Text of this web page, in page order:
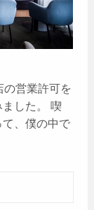
営業許可を
した。 喫
、僕の中で